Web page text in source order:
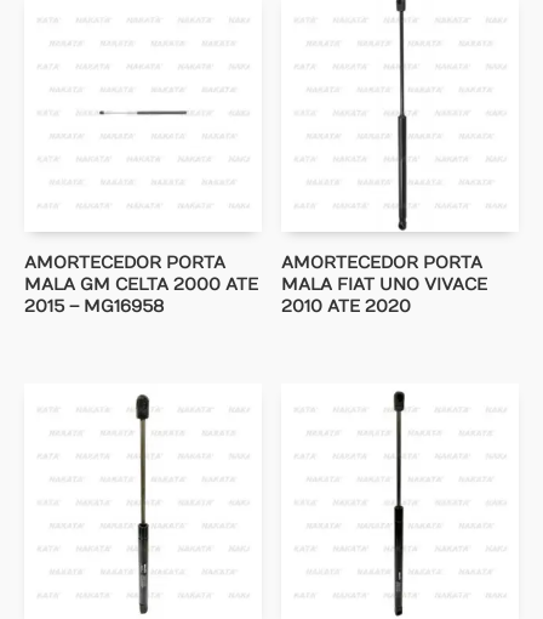
AMORTECEDOR PORTA
MALA GM CELTA 2000 ATE
2015 – MG16958
AMORTECEDOR PORTA
MALA FIAT UNO VIVACE
2010 ATE 2020